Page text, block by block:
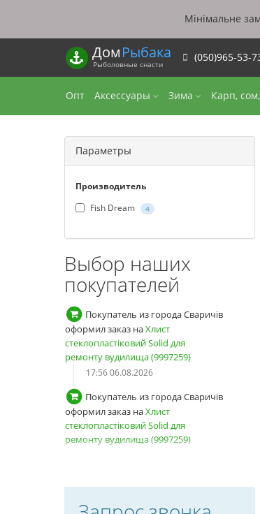
Мінімальне
ДомРыбака
Рыболовные снасти
(050)965-53-
Опт Аксессуары Зима Карп,
Параметры
Производитель
Fish Dream
4
Выбор наших
покупателей
оформил заказ наХлист
стеклопластіковий Solid для
ремонту вудилища (9997259)
17:54 06.08.2026